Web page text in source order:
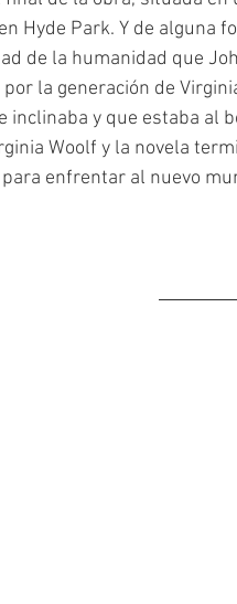
Hyde Park. Y de alguna
de la humanidad que
la generación de
inclinaba y que estaba al
Woolf y la novela
enfrentar al nuevo